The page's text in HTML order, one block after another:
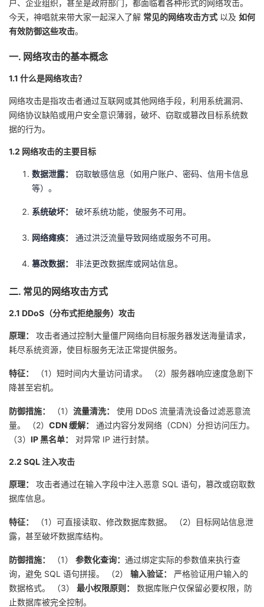
子
直
播
的
活
动
我
的
关
我
的
发
者
堂
我
的
课
我
的
证
我
实
验
的
收
藏
我
Programs
的
支
我
的
技
术
支
持
我
的
云
声
建
议
户、企业组织，甚至是政府部门，都面临着各种形式的网络攻击。
今天，神唱就来带大家一起深入了解 常见的网络攻击方式 以及 如何
有效防御这些攻击。
一. 网络攻击的基本概念
1.1 什么是网络攻击？
网络攻击是指攻击者通过互联网或其他网络手段，利用系统漏洞、
网络协议缺陷或用户安全意识薄弱，破坏、窃取或篡改目标系统数
据的行为。
1.2 网络攻击的主要目标
数据泄露：
窃取敏感信息（如用户账户、密码、信用卡信息
等）。
系统破坏： 破坏系统功能，使服务不可用。
网络瘫痪： 通过洪泛流量导致网络或服务不可用。
篡改数据： 非法更改数据库或网站信息。
二. 常见的网络攻击方式
2.1 DDoS（分布式拒绝服务）攻击
原理：
攻击者通过控制大量僵尸网络向目标服务器发送海量请求，
耗尽系统资源，使目标服务无法正常提供服务。
特征： （1）短时间内大量访问请求。
（2）服务器响应速度急剧下
降甚至宕机。
防御措施： （1） 流量清洗：
使用 DDoS 流量清洗设备过滤恶意流
量。
（2） CDN 缓解：
通过内容分发网络（CDN）分担访问压力。
（3） IP 黑名单： 对异常 IP 进行封禁。
2.2 SQL 注入攻击
原理：
攻击者通过在输入字段中注入恶意 SQL 语句，篡改或窃取数
据库信息。
特征： （1）可直接读取、修改数据库数据。
（2）目标网站信息泄
露，甚至破坏数据库结构。
防御措施： （1） 参数化查询： 通过绑定实际的参数值来执行查
询，避免 SQL 语句拼接。
（2） 输入验证：
严格验证用户输入的
数据格式。
（3） 最小权限原则：
数据库账户仅保留必要权限，防
止数据库被完全控制。